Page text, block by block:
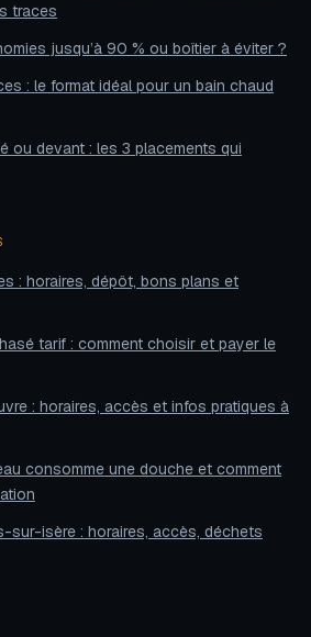
traces
jusqu’à 90 % ou boîtier à éviter ?
: le format idéal pour un bain chaud
ou devant : les 3 placements qui
: horaires, dépôt, bons plans et
tarif : comment choisir et payer le
: horaires, accès et infos pratiques à
consomme une douche et comment
sur-isère : horaires, accès, déchets